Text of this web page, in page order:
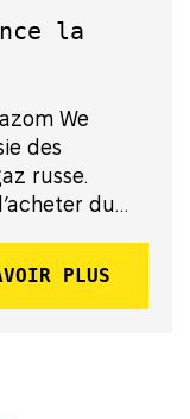
la
We
des
russe.
du
réduire s...
PLUS